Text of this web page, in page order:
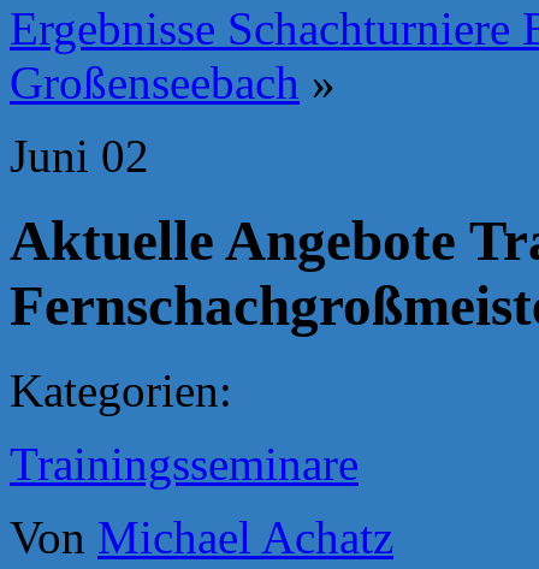
Ergebnisse Schachturniere
Großenseebach »
Juni 02
Aktuelle Angebote
Kategorien:
Trainingsseminare
Von Michael Achatz